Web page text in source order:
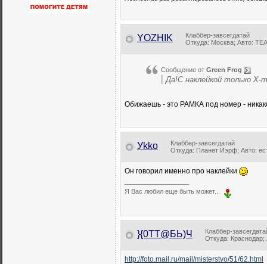
YOZHIK
Клаббер-завсегдатай
Откуда: Москва; Авто:
Сообщение от Green Frog
Да!С наклейкой только
Обижаешь - это РАМКА под номер -
Уkkо
Клаббер-завсегдатай
Откуда: Планет Иэрф; Авто:
Он говорил именно про наклейки
Я Вас любил еще быть может...
}{0TT@БЬ)Ч
Клаббер-
Откуда: Краснодар;
http://foto.mail.ru/mail/misterstvo/51/62.html